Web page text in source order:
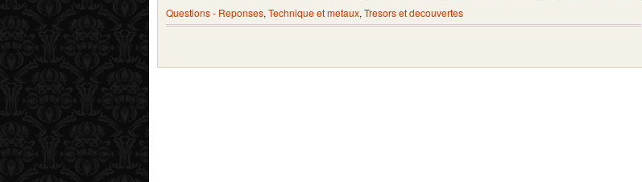
Questions - Reponses, Technique et metaux, Tresors et decouvertes